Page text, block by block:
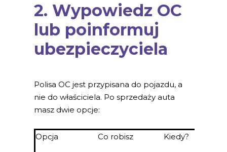
2. Wypowiedz OC
lub poinformuj
ubezpieczyciela
Polisa OC jest przypisana do pojazdu, a
nie do właściciela. Po sprzedaży auta
masz dwie opcje:
Opcja Co robisz Kiedy?